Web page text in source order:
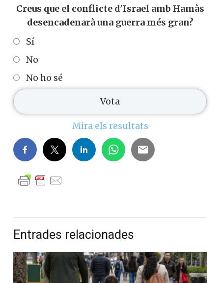
Creus que el conflicte d'Israel amb Hamàs
desencadenarà una guerra més gran?
Sí
No
No ho sé
Mira els resultats
Entrades relacionades